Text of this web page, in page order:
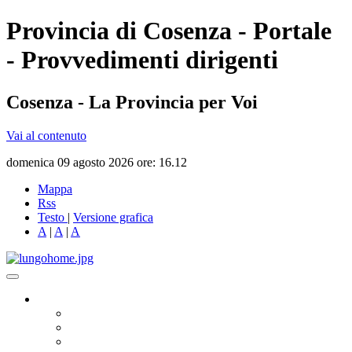
Provincia di Cosenza - Portale
- Provvedimenti dirigenti
Cosenza - La Provincia per Voi
Vai al contenuto
domenica 09 agosto 2026 ore: 16.12
Mappa
Rss
Testo | Versione grafica
A | A | A